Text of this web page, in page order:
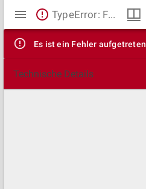
Mirador
Viewer
TypeError: Failed to fetch
Es ist ein Fehler aufgetreten
Technische Details